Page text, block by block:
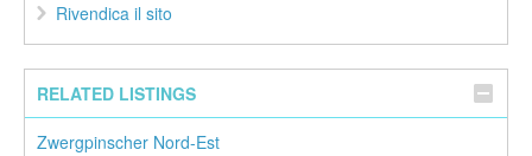
Rivendica il sito
RELATED LISTINGS
Zwergpinscher Nord-Est